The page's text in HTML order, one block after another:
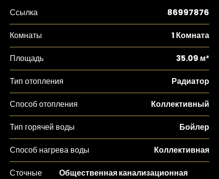
Ссылка 86997876
Комнаты 1 Комната
Площадь 35.09 м²
Тип отопления Радиатор
Способ отопления Коллективный
Тип горячей воды Бойлер
Способ нагрева воды Коллективная
Сточные
Общественная канализационная